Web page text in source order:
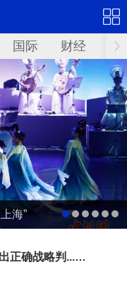
国际 财经 资
海”
正确战略判...…